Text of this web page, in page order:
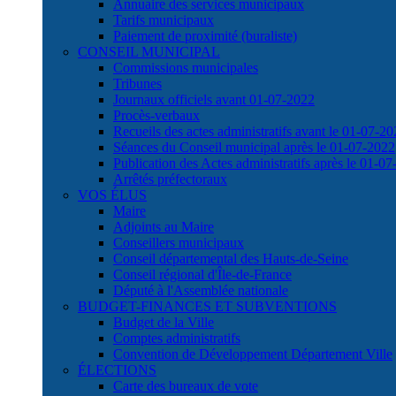
Annuaire des services municipaux
Tarifs municipaux
Paiement de proximité (buraliste)
CONSEIL MUNICIPAL
Commissions municipales
Tribunes
Journaux officiels avant 01-07-2022
Procès-verbaux
Recueils des actes administratifs avant le 01-07-
Séances du Conseil municipal après le 01-07-2022
Publication des Actes administratifs après le 01-
Arrêtés préfectoraux
VOS ÉLUS
Maire
Adjoints au Maire
Conseillers municipaux
Conseil départemental des Hauts-de-Seine
Conseil régional d'Île-de-France
Député à l'Assemblée nationale
BUDGET-FINANCES ET SUBVENTIONS
Budget de la Ville
Comptes administratifs
Convention de Développement Département Ville
ÉLECTIONS
Carte des bureaux de vote